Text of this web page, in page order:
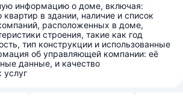
информацию о доме, включая:
в здании, наличие и список
расположенных в доме,
строения, такие как год
тип конструкции и использованные
об управляющей компании: её
данные, и качество
услуг